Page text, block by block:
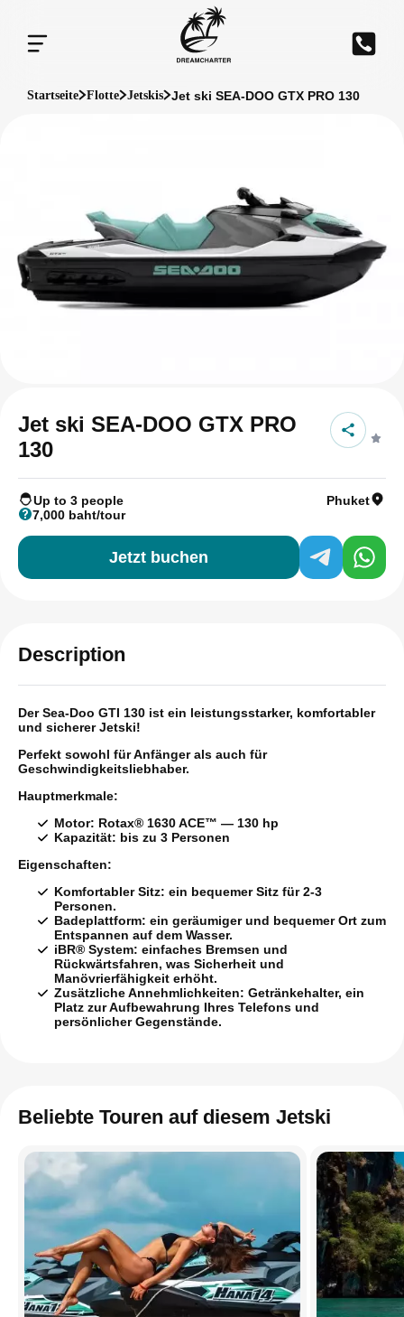
Startseite Flotte Jetskis Jet ski SEA-DOO GTX PRO 130
Jet ski SEA-DOO GTX PRO
130
Up to 3 people
Phuket
7,000 baht/tour
Jetzt buchen
Description
Der Sea-Doo GTI 130 ist ein leistungsstarker, komfortabler
und sicherer Jetski!
Perfekt sowohl für Anfänger als auch für
Geschwindigkeitsliebhaber.
Hauptmerkmale:
Motor: Rotax® 1630 ACE™ — 130 hp
Kapazität: bis zu 3 Personen
Eigenschaften:
Komfortabler Sitz: ein bequemer Sitz für 2-3
Personen.
Badeplattform: ein geräumiger und bequemer Ort zum
Entspannen auf dem Wasser.
iBR® System: einfaches Bremsen und
Rückwärtsfahren, was Sicherheit und
Manövrierfähigkeit erhöht.
Zusätzliche Annehmlichkeiten: Getränkehalter, ein
Platz zur Aufbewahrung Ihres Telefons und
persönlicher Gegenstände.
Beliebte Touren auf diesem Jetski